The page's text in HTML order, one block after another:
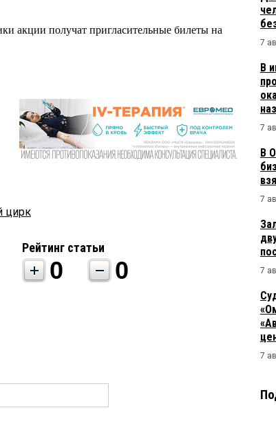
акции получат пригласительные билеты на
цирк
Рейтинг статьи
0 0
7
В
7
В
7
7
7